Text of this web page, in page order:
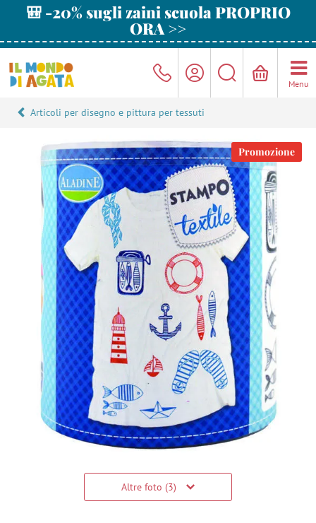
🎒 -20% sugli zaini scuola PROPRIO
ORA >>
Menu
Articoli per disegno e pittura per tessuti
Promozione
Altre foto (3)